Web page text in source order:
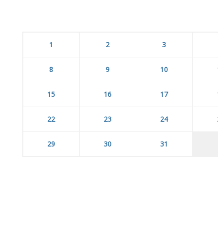
1 2 3
8 9 10
15 16 17
22 23 24
29 30 31